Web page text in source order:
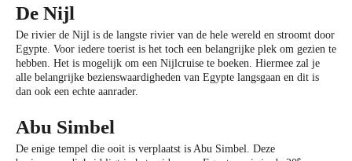
De Nijl
De rivier de Nijl is de langste rivier van de hele wereld en stroomt door
Egypte. Voor iedere toerist is het toch een belangrijke plek om gezien te
hebben. Het is mogelijk om een Nijlcruise te boeken. Hiermee zal je
alle belangrijke bezienswaardigheden van Egypte langsgaan en dit is
dan ook een echte aanrader.
Abu Simbel
De enige tempel die ooit is verplaatst is Abu Simbel. Deze
e